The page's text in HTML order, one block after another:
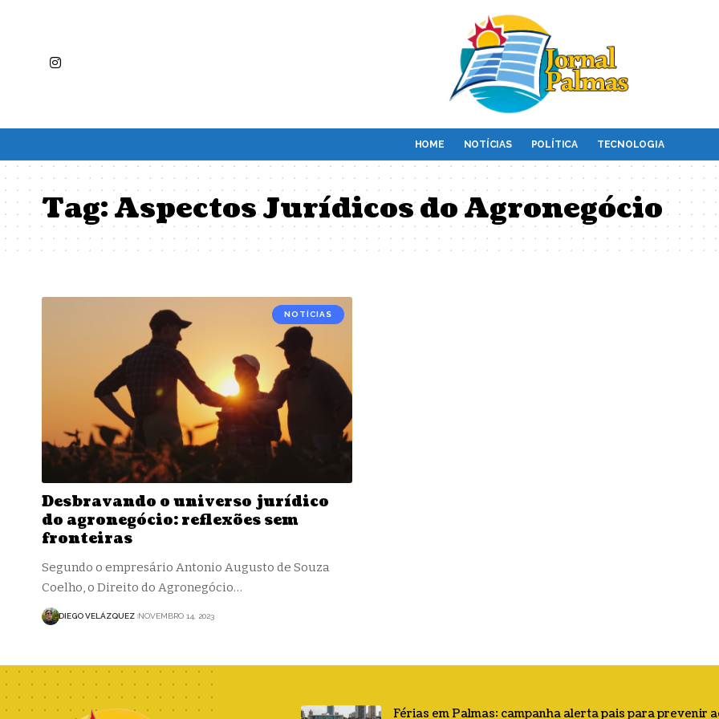
HOME NOTÍCIAS POLÍTICA TECNOLOGIA
Tag:Aspectos Jurídicos do Agronegócio
NOTÍCIAS
Desbravando o universo jurídico
do agronegócio: reflexões sem
fronteiras
Segundo o empresário Antonio Augusto de Souza
Coelho, o Direito do Agronegócio…
DIEGO VELÁZQUEZ NOVEMBRO 14, 2023
Férias em Palmas: campanha alerta pais para prevenir